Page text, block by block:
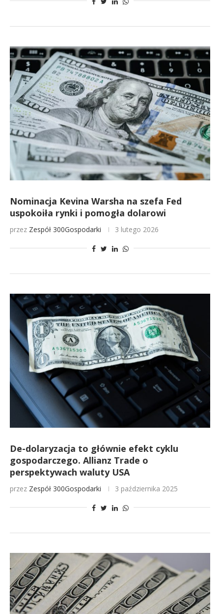
Nominacja Kevina Warsha na szefa Fed
uspokoiła rynki i pomogła dolarowi
przez Zespół 300Gospodarki 3 lutego 2026
De-dolaryzacja to głównie efekt cyklu
gospodarczego. Allianz Trade o
perspektywach waluty USA
przez Zespół 300Gospodarki 3 października 2025